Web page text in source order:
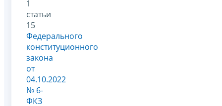
1
статьи
15
Федерального
конституционного
закона
от
04.10.2022
№ 6-
ФКЗ